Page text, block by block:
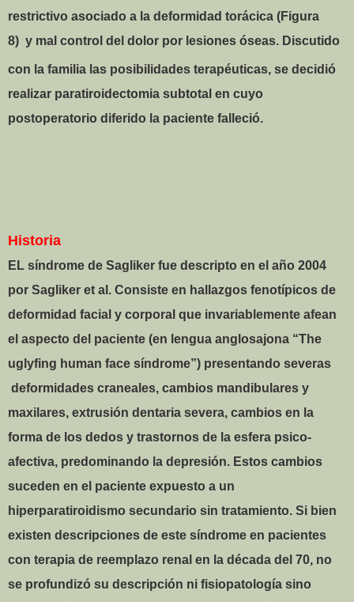
restrictivo asociado a la deformidad torácica (Figura
8) y mal control del dolor por lesiones óseas. Discutido
con la familia las posibilidades terapéuticas, se decidió
realizar paratiroidectomia subtotal en cuyo
postoperatorio diferido la paciente falleció.
Historia
EL síndrome de Sagliker fue descripto en el año 2004
por Sagliker et al. Consiste en hallazgos fenotípicos de
deformidad facial y corporal que invariablemente afean
el aspecto del paciente (en lengua anglosajona “The
uglyfing human face síndrome”) presentando severas
deformidades craneales, cambios mandibulares y
maxilares, extrusión dentaria severa, cambios en la
forma de los dedos y trastornos de la esfera psico-
afectiva, predominando la depresión. Estos cambios
suceden en el paciente expuesto a un
hiperparatiroidismo secundario sin tratamiento. Si bien
existen descripciones de este síndrome en pacientes
con terapia de reemplazo renal en la década del 70, no
se profundizó su descripción ni fisiopatología sino